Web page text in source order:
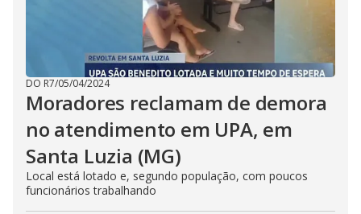
DO R7/05/04/2024
Moradores reclamam de demora
no atendimento em UPA, em
Santa Luzia (MG)
Local está lotado e, segundo população, com poucos
funcionários trabalhando